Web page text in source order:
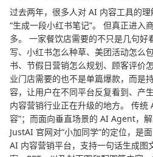
过去两年，很多人对 AI 内容工具的理
“生成一段小红书笔记”。 但真正进入
多。 一家餐饮店需要的不只是几句好
写、小红书怎么种草、美团活动怎么
书、节假日营销怎么规划、顾客评价
业门店需要的也不是单篇爆款，而是
容，让用户在不同平台反复看到、产
内容营销行业正在升级的地方。 传统
容”；而面向垂直场景的 AI Agent，解
JustAI 官网对“小加同学”的定位，是
AI 内容营销平台，支持一句话生成图